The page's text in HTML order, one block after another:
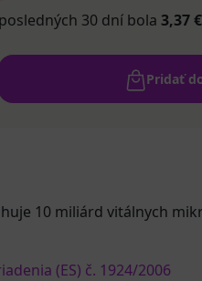
30 dní bola 3,37 €
Pridať
10 miliárd vitálnych
(ES) č. 1924/2006